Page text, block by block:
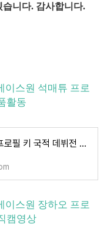
니다. 감사합니다.
이스원 석매튜 프로
활동
제로베이스원 석매튜 프로필 키 국적 데뷔전 과거사진 뜻 작품활동
이스원 장하오 프로
캠영상